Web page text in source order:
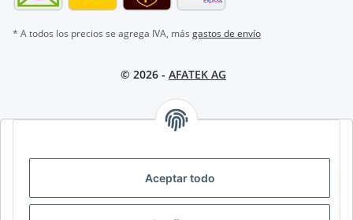
Aceptar todo
* A todos los precios se agrega IVA, más gastos de envío
© 2026 - AFATEK AG
SELECT REGION & LANGUAGE | CHOISIR LA RÉGION ET LA
DE AT CH (DE) CH (FR)